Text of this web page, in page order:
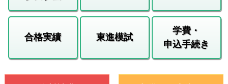
合格実績 東進模試
学費・
申込手続き